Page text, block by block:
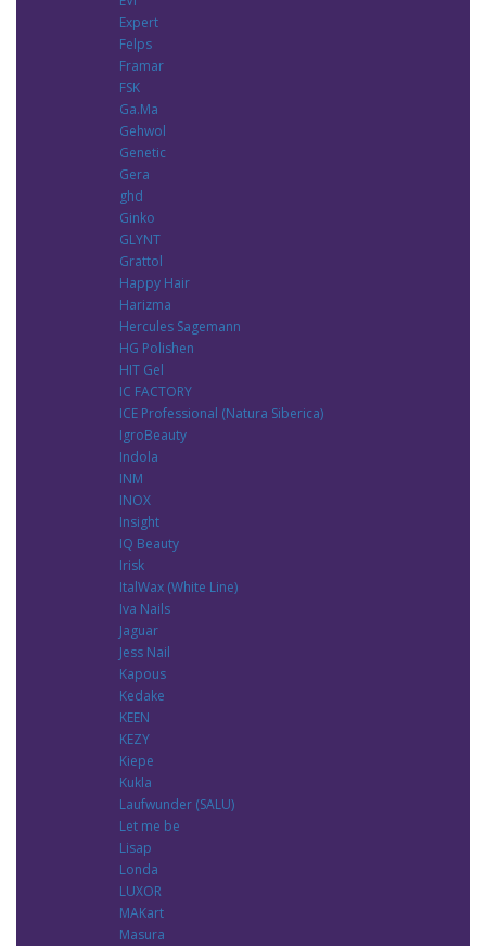
Expert
Felps
Framar
FSK
Ga.Ma
Gehwol
Genetic
Gera
ghd
Ginko
GLYNT
Grattol
Happy Hair
Harizma
Hercules Sagemann
HG Polishen
HIT Gel
IC FACTORY
ICE Professional (Natura Siberica)
IgroBeauty
Indola
INM
INOX
Insight
IQ Beauty
Irisk
ItalWax (White Line)
Iva Nails
Jaguar
Jess Nail
Kapous
Kedake
KEEN
KEZY
Kiepe
Kukla
Laufwunder (SALU)
Let me be
Lisap
Londa
LUXOR
MAKart
Masura